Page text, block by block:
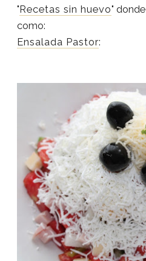
"Recetas sin huevo"
como:
Ensalada Pastor: